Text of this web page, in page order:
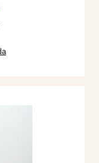
Gabriella
Editore, pp.